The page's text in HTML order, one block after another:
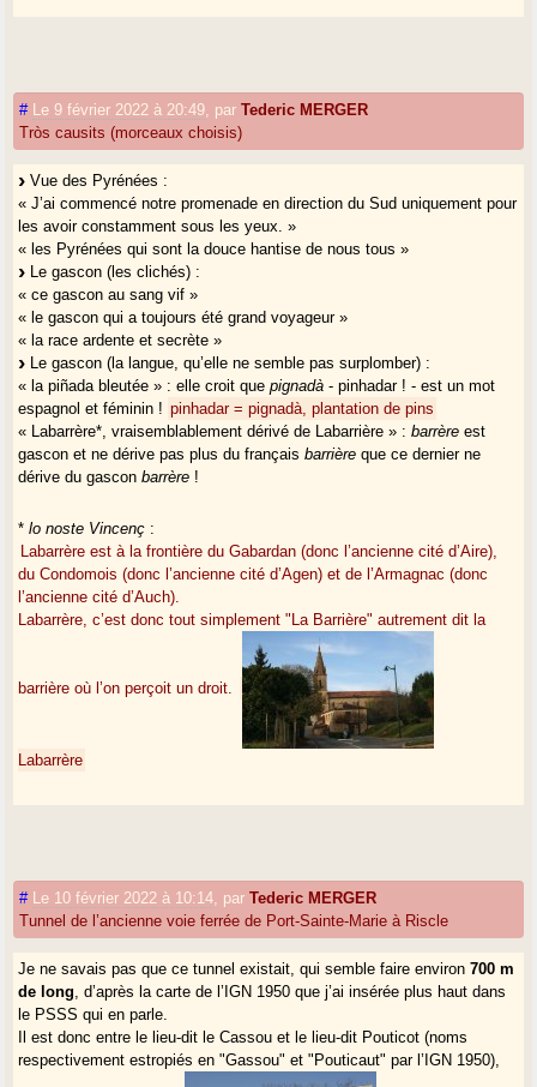
# Le 9 février 2022 à 20:49 parTederic MERGER
Tròs causits (morceaux choisis)
Vue des Pyrénées :
« J’ai commencé notre promenade en direction du Sud uniquement pour
les avoir constamment sous les yeux. »
« les Pyrénées qui sont la douce hantise de nous tous »
Le gascon (les clichés) :
« ce gascon au sang vif »
« le gascon qui a toujours été grand voyageur »
« la race ardente et secrète »
Le gascon (la langue, qu’elle ne semble pas surplomber) :
« la piñada bleutée » : elle croit quepignadà - pinhadar ! - est un mot
espagnol et féminin ! pinhadar = pignadà, plantation de pins
« Labarrère*, vraisemblablement dérivé de Labarrière » :barrère est
gascon et ne dérive pas plus du françaisbarrière que ce dernier ne
dérive du gasconbarrère !
*lo noste Vincenç :
Labarrère est à la frontière du Gabardan (donc l’ancienne cité d’Aire),
du Condomois (donc l’ancienne cité d’Agen) et de l’Armagnac (donc
l’ancienne cité d’Auch).
Labarrère, c’est donc tout simplement "La Barrière" autrement dit la
barrière où l’on perçoit un droit.
Labarrère
# Le 10 février 2022 à 10:14 parTederic MERGER
Tunnel de l’ancienne voie ferrée de Port-Sainte-Marie à Riscle
Je ne savais pas que ce tunnel existait, qui semble faire environ700 m
de long , d’après la carte de l’IGN 1950 que j’ai insérée plus haut dans
le PSSS qui en parle.
Il est donc entre le lieu-dit le Cassou et le lieu-dit Pouticot (noms
respectivement estropiés en "Gassou" et "Pouticaut" par l’IGN 1950),